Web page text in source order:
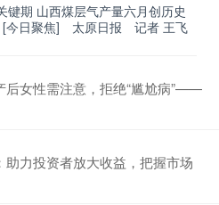
键期 山西煤层气产量六月创历史
今日聚焦] 太原日报 记者 王飞
后女性需注意，拒绝“尴尬病”——
力投资者放大收益，把握市场